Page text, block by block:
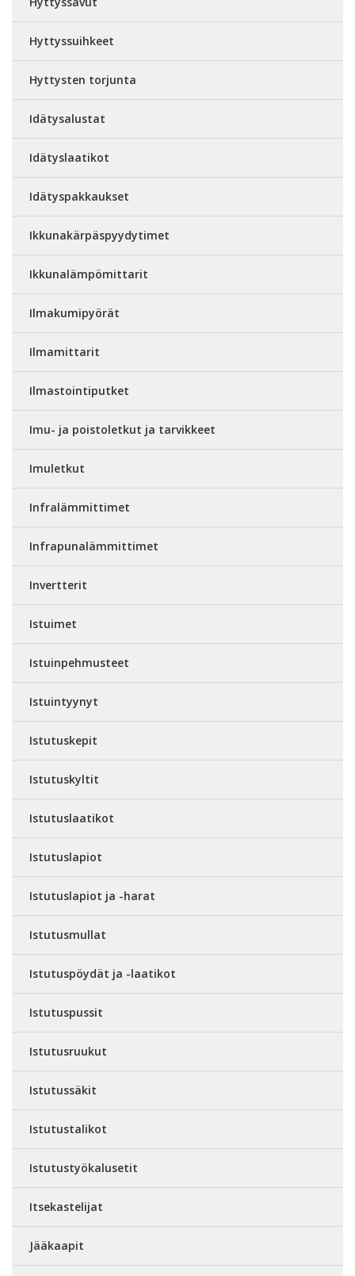
Hyttyssuihkeet
Hyttysten torjunta
Idätysalustat
Idätyslaatikot
Idätyspakkaukset
Ikkunakärpäspyydytimet
Ikkunalämpömittarit
Ilmakumipyörät
Ilmamittarit
Ilmastointiputket
Imu- ja poistoletkut ja tarvikkeet
Imuletkut
Infralämmittimet
Infrapunalämmittimet
Invertterit
Istuimet
Istuinpehmusteet
Istuintyynyt
Istutuskepit
Istutuskyltit
Istutuslaatikot
Istutuslapiot
Istutuslapiot ja -harat
Istutusmullat
Istutuspöydät ja -laatikot
Istutuspussit
Istutusruukut
Istutussäkit
Istutustalikot
Istutustyökalusetit
Itsekastelijat
Jääkaapit